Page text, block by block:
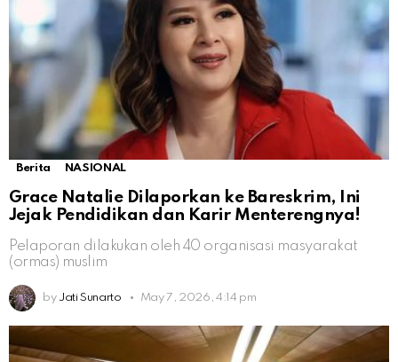
Berita NASIONAL
Grace Natalie Dilaporkan ke Bareskrim, Ini
Jejak Pendidikan dan Karir Menterengnya!
Pelaporan dilakukan oleh 40 organisasi masyarakat
(ormas) muslim
by Jati Sunarto May 7, 2026, 4:14 pm